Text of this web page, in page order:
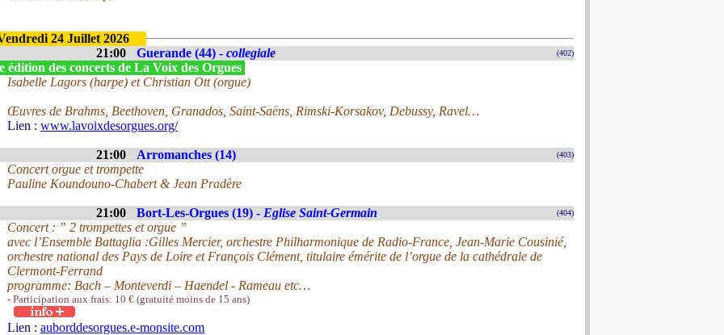
24 Juillet 2026
21:00
Guerande (44) - collegiale (402)
édition des concerts de La Voix des Orgues
Isabelle Lagors (harpe) et Christian Ott (orgue)
Œuvres de Brahms, Beethoven, Granados, Saint-Saëns, Rimski-Korsakov, Debussy, Ravel…
Lien : www.lavoixdesorgues.org/
21:00 Arromanches (14) (403)
Concert orgue et trompette
Pauline Koundouno-Chabert & Jean Pradère
21:00 Bort-Les-Orgues (19) - Eglise Saint-Germain (404)
Concert : ” 2 trompettes et orgue ”
avec l’Ensemble Battaglia :Gilles Mercier, orchestre Philharmonique de Radio-France, Jean-Marie Cousinié,
orchestre national des Pays de Loire et François Clément, titulaire émérite de l’orgue de la cathédrale de
Clermont-Ferrand
programme: Bach – Monteverdi – Haendel - Rameau etc…
- Participation aux frais: 10 € (gratuité moins de 15 ans)
Lien : auborddesorgues.e-monsite.com